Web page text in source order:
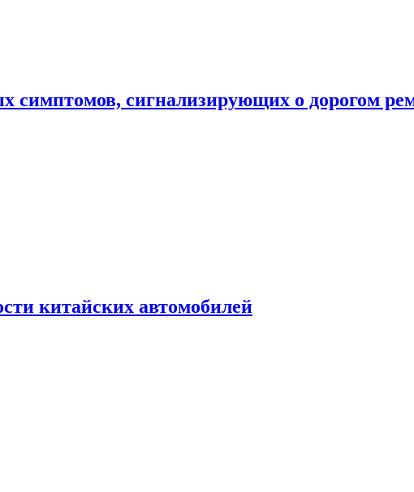
симптомов, сигнализирующих о дорогом
китайских автомобилей